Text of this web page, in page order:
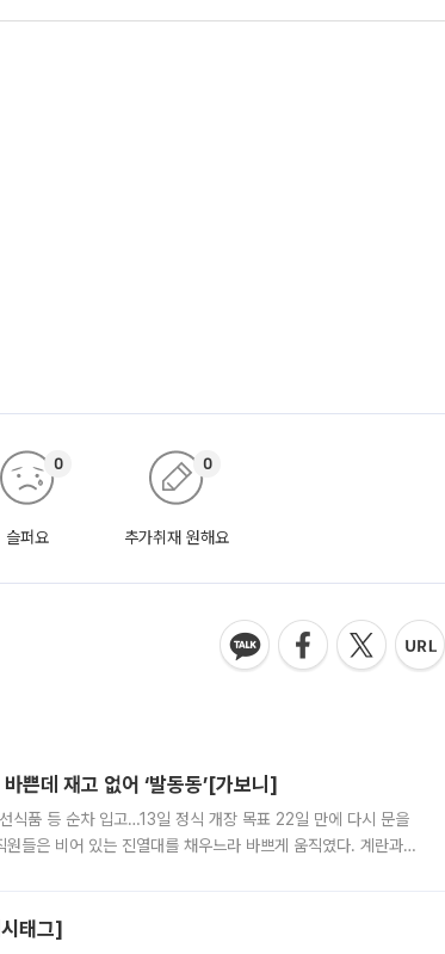
슬퍼요
0
추가취재 원해요
0
쁜데 재고 없어 ‘발동동’[가보니]
식품 등 순차 입고…13일 정식 개장 목표 22일 만에 다시 문을
들은 비어 있는 진열대를 채우느라 바쁘게 움직였다. 계란과
태그]